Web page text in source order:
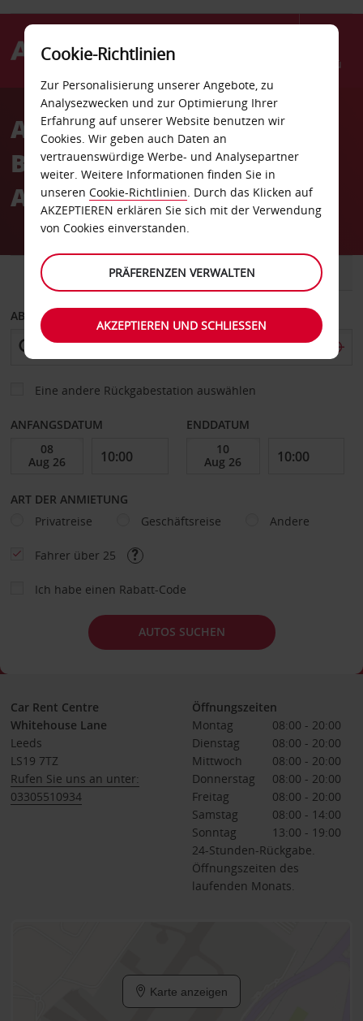
Menü
AvisAutovermietung Leeds
Bradford International
Airport
FAHRZEUG TRANSPORTER
ABHOLEN VON
Eine andere Rückgabestation auswählen
ANFANGSDATUM ENDDATUM
ART DER ANMIETUNG
Privatreise
Geschäftsreise Andere
Fahrer über 25
Ich habe einen Rabatt-Code
AUTOS SUCHEN
Car Rent Centre
Whitehouse Lane
Leeds
LS19 7TZ
Rufen Sie uns an unter:
03305510934
Öffnungszeiten
Montag
08:00 - 20:00
Dienstag
08:00 - 20:00
Mittwoch
08:00 - 20:00
Donnerstag
08:00 - 20:00
Freitag
08:00 - 20:00
Samstag
08:00 - 14:00
Sonntag
13:00 - 19:00
24-Stunden-Rückgabe.
Öffnungszeiten des
laufenden Monats.
Karte anzeigen
Cookie-Richtlinien
Zur Personalisierung unserer Angebote, zu
Analysezwecken und zur Optimierung Ihrer
Erfahrung auf unserer Website benutzen wir
Cookies. Wir geben auch Daten an
vertrauenswürdige Werbe- und Analysepartner
weiter. Weitere Informationen finden Sie in
unseren Cookie-Richtlinien. Durch das Klicken auf
AKZEPTIEREN erklären Sie sich mit der Verwendung
von Cookies einverstanden.
PRÄFERENZEN VERWALTEN
AKZEPTIEREN UND SCHLIESSEN